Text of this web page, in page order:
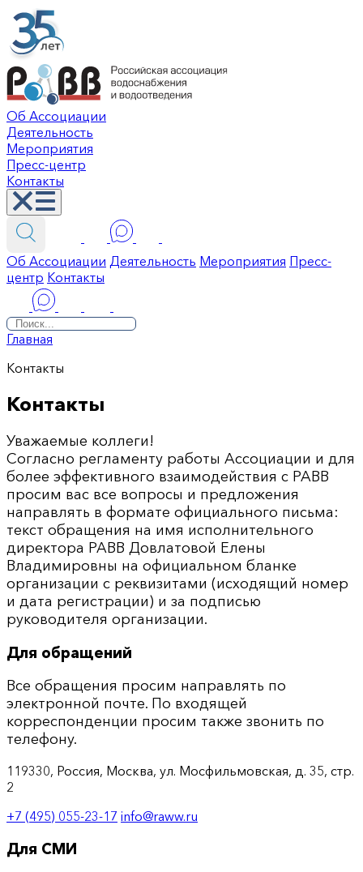
Об Ассоциации
Деятельность
Мероприятия
Пресс-центр
Контакты
Об Ассоциации Деятельность Мероприятия Пресс-
центр Контакты
Главная
Контакты
Контакты
Уважаемые коллеги!
Согласно регламенту работы Ассоциации и для
более эффективного взаимодействия с РАВВ
просим вас все вопросы и предложения
направлять в формате официального письма:
текст обращения на имя исполнительного
директора РАВВ Довлатовой Елены
Владимировны на официальном бланке
организации с реквизитами (исходящий номер
и дата регистрации) и за подписью
руководителя организации.
Для обращений
Все обращения просим направлять по
электронной почте. По входящей
корреспонденции просим также звонить по
телефону.
119330, Россия, Москва, ул. Мосфильмовская, д. 35, стр.
2
+7 (495) 055-23-17 info@raww.ru
Для СМИ